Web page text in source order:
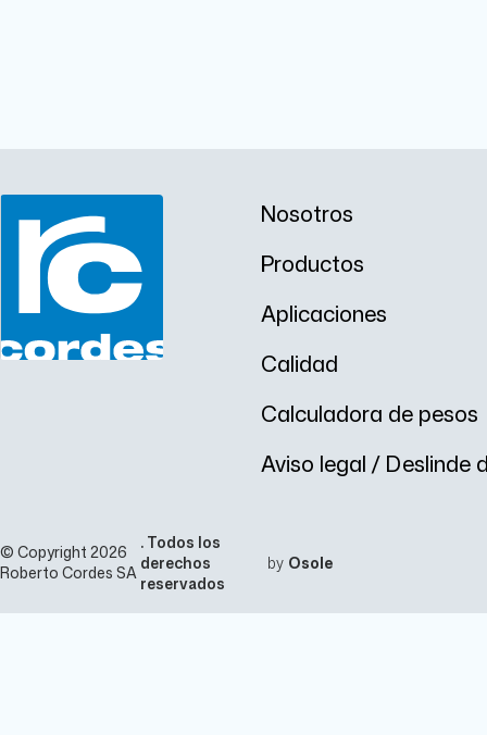
Nosotros
Productos
Aplicaciones
Calidad
Calculadora de pesos
Aviso legal / Deslinde
© Copyright 2026
Roberto Cordes SA
. Todos los
derechos
reservados
by Osole